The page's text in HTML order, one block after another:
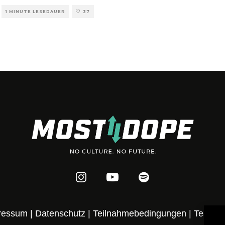
1 MINUTE LESEDAUER 37
Datenschutz| Teilnahmebedingungen Team